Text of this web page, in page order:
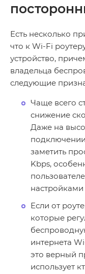
Есть несколько
что к Wi-Fi
устройство,
владельца
следующие
Чаще всего
снижение
Даже на
заметить
Kbps,
Если от
которые
интернета
это верный
использует